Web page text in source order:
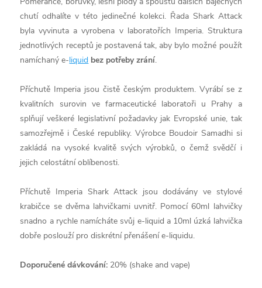
chutí odhalíte v této jedinečné kolekci. Řada Shark Attack
byla vyvinuta a vyrobena v laboratořích Imperia. Struktura
jednotlivých receptů je postavená tak, aby bylo možné použít
namíchaný e-liquid bez potřeby zrání.
Příchutě Imperia jsou čistě českým produktem. Vyrábí se z
kvalitních surovin ve farmaceutické laboratoři u Prahy a
splňují veškeré legislativní požadavky jak Evropské unie, tak
samozřejmě i České republiky. Výrobce Boudoir Samadhi si
zakládá na vysoké kvalitě svých výrobků, o čemž svědčí i
jejich celostátní oblíbenosti.
Příchutě Imperia Shark Attack jsou dodávány ve stylové
krabičce se dvěma lahvičkami uvnitř. Pomocí 60ml lahvičky
snadno a rychle namícháte svůj e-liquid a 10ml úzká lahvička
dobře poslouží pro diskrétní přenášení e-liquidu.
Doporučené dávkování: 20% (shake and vape)